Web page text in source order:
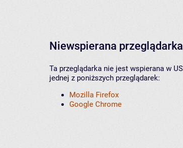
Niewspierana przeglądarka
Ta przeglądarka nie jest wspierana w
jednej z poniższych przeglądarek:
Mozilla Firefox
Google Chrome